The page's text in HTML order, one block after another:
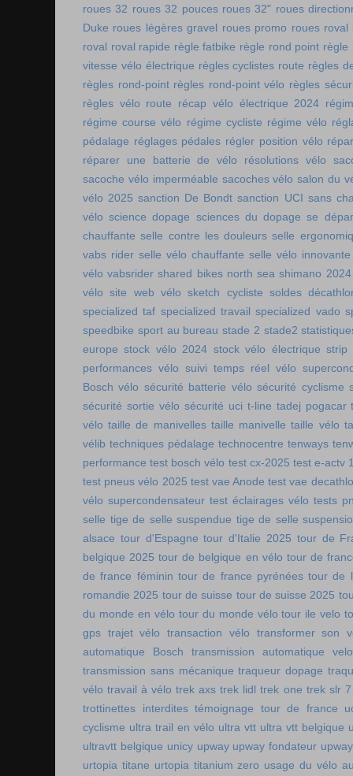
roues 32 roues 32 pouces roues 32" roues
Duke roues légères gravel roues promo roues roval
roval roval rapide règle fatbike règle rond point règle
vitesse vélo électrique règles cyclistes route règles
règles rond-point règles rond-point vélo règles
règles vélo route
récap vélo électrique 2024
régime course vélo régime cycliste régime vélo
pédalage réglages pédales régler position vélo
réparer une batterie de vélo
résolutions vélo
sacoche vélo imperméable sacoches vélo salon du
vélo 2025 sanction De Bondt sanction UCI sans
vélo science dopage sciences du dopage se
chauffante selle contre les douleurs selle
vabs rider selle vélo chauffante selle vélo innovante
vélo vabsrider shared bikes north sea shimano 2024
vélo site web vélo sketch cycliste soldes
specialized taf specialized travail specialized vado
speedbike sport au bureau stade 2 stade2
europe stock vélo 2024 stock vélo électrique strip
performances vélo suivi temps réel vélo
Bosch vélo sécurité batterie vélo sécurité cyclisme
sécurité sortie vélo sécurité uci t-line tadej pogacar
vélo taille de manivelles taille manivelle taille vélo
vélib techniques pédalage technocentre tenways
performance test bosch vélo test cx-2025 test e-actv
test pneus vélo 2025 test vae Anode test vae
vélo supercondensateur test éclairages vélo tests
selle tige de selle suspendue tige de selle
alsace tour d'Espagne tour d'Italie 2025 tour de
belgique 2025 tour de belgique en vélo tour de
de france féminin tour de france pyrénées tour de
romandie 2025 tour de suisse tour de suisse 2025
du monde en vélo tour du monde vélo tour ile velo
gps trajet vélo transaction vélo
transformer son
automatique Bosch
transmission automatique
transmission sans mécanique traqueur dopage
vélo travail à vélo trek axs trek lidl trek one trek slr 7
trottinettes interdites témoignage tour de france
cyclisme ultra trail en vélo ultra vtt ultra vtt belgique
ultravtt belgique unicy upway upway fondateur
urtopia titane urtopia titanium zero usage du vélo